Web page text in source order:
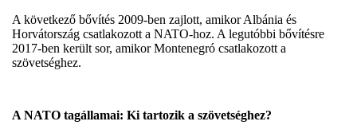
A következő bővítés 2009-ben zajlott, amikor Albánia és
Horvátország csatlakozott a NATO-hoz. A legutóbbi bővítésre
2017-ben került sor, amikor Montenegró csatlakozott a
szövetséghez.
A NATO tagállamai: Ki tartozik a szövetséghez?